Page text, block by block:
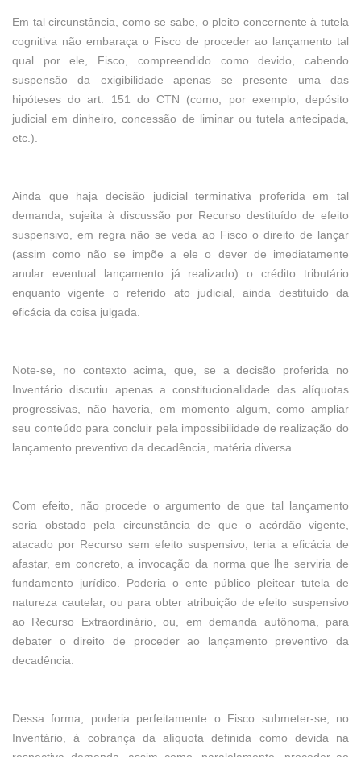
Em tal circunstância, como se sabe, o pleito concernente à tutela
cognitiva não embaraça o Fisco de proceder ao lançamento tal
qual por ele, Fisco, compreendido como devido, cabendo
suspensão da exigibilidade apenas se presente uma das
hipóteses do art. 151 do CTN (como, por exemplo, depósito
judicial em dinheiro, concessão de liminar ou tutela antecipada,
etc.).
Ainda que haja decisão judicial terminativa proferida em tal
demanda, sujeita à discussão por Recurso destituído de efeito
suspensivo, em regra não se veda ao Fisco o direito de lançar
(assim como não se impõe a ele o dever de imediatamente
anular eventual lançamento já realizado) o crédito tributário
enquanto vigente o referido ato judicial, ainda destituído da
eficácia da coisa julgada.
Note-se, no contexto acima, que, se a decisão proferida no
Inventário discutiu apenas a constitucionalidade das alíquotas
progressivas, não haveria, em momento algum, como ampliar
seu conteúdo para concluir pela impossibilidade de realização do
lançamento preventivo da decadência, matéria diversa.
Com efeito, não procede o argumento de que tal lançamento
seria obstado pela circunstância de que o acórdão vigente,
atacado por Recurso sem efeito suspensivo, teria a eficácia de
afastar, em concreto, a invocação da norma que lhe serviria de
fundamento jurídico. Poderia o ente público pleitear tutela de
natureza cautelar, ou para obter atribuição de efeito suspensivo
ao Recurso Extraordinário, ou, em demanda autônoma, para
debater o direito de proceder ao lançamento preventivo da
decadência.
Dessa forma, poderia perfeitamente o Fisco submeter-se, no
Inventário, à cobrança da alíquota definida como devida na